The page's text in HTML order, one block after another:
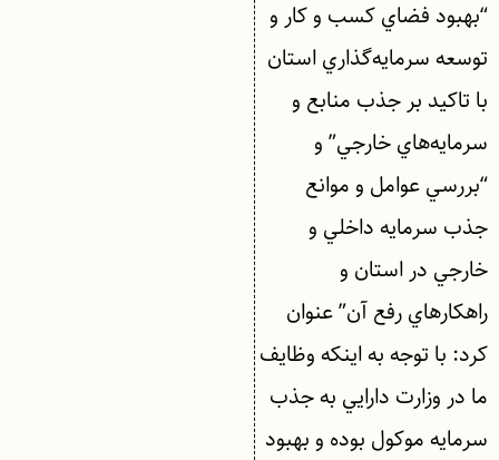
“بهبود فضاي كسب و كار و
توسعه سرمايه‌گذاري استان
با تاكيد بر جذب منابع و
سرمايه‌هاي خارجي” و
“بررسي عوامل و موانع
جذب سرمايه داخلي و
خارجي در استان و
راهكارهاي رفع آن” عنوان
كرد: با توجه به اينكه وظايف
ما در وزارت دارايي به جذب
سرمايه موكول بوده و بهبود